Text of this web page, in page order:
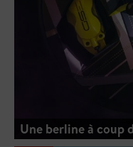
Une berline à coup